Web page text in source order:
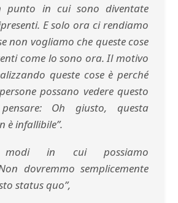
punto in cui sono diventate
E solo ora ci rendiamo
non vogliamo che queste cose
come lo sono ora. Il motivo
queste cose è perché
possano vedere questo
Oh giusto, questa
è infallibile”.
in cui possiamo
dovremmo semplicemente
status quo”,